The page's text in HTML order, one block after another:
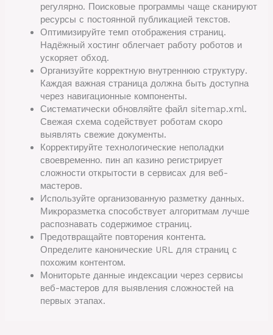
регулярно. Поисковые программы чаще сканируют
ресурсы с постоянной публикацией текстов.
Оптимизируйте темп отображения страниц.
Надёжный хостинг облегчает работу роботов и
ускоряет обход.
Организуйте корректную внутреннюю структуру.
Каждая важная страница должна быть доступна
через навигационные компоненты.
Систематически обновляйте файл sitemap.xml.
Свежая схема содействует роботам скоро
выявлять свежие документы.
Корректируйте технологические неполадки
своевременно. пин ап казино регистрирует
сложности открытости в сервисах для веб-
мастеров.
Используйте организованную разметку данных.
Микроразметка способствует алгоритмам лучше
распознавать содержимое страниц.
Предотвращайте повторения контента.
Определите канонические URL для страниц с
похожим контентом.
Мониторьте данные индексации через сервисы
веб-мастеров для выявления сложностей на
первых этапах.